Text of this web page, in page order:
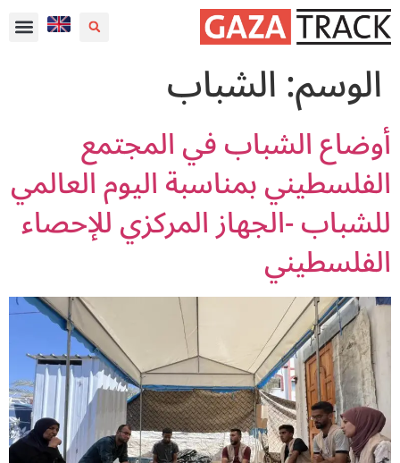
الوسم:الشباب
أوضاع الشباب في المجتمع
الفلسطيني بمناسبة اليوم العالمي
للشباب -الجهاز المركزي للإحصاء
الفلسطيني